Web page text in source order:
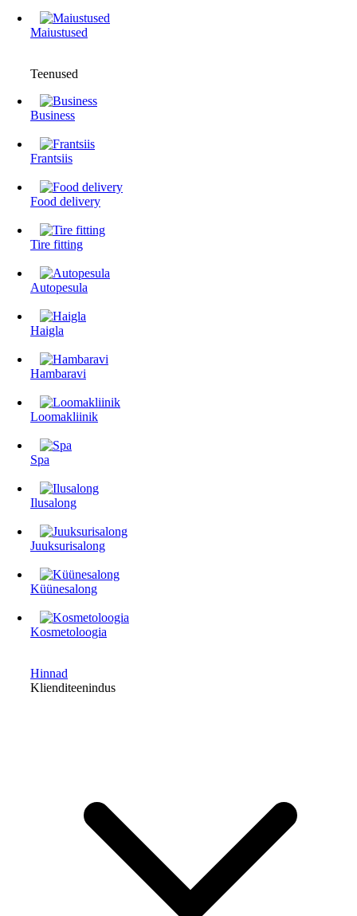
Maiustused
Teenused
Business
Frantsiis
Food delivery
Tire fitting
Autopesula
Haigla
Hambaravi
Loomakliinik
Spa
Ilusalong
Juuksurisalong
Küünesalong
Kosmetoloogia
Hinnad
Klienditeenindus